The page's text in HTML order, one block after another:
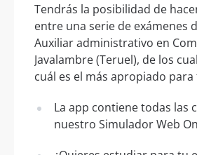
Tendrás la posibilidad de
entre una serie de exámenes
Auxiliar administrativo en
Javalambre (Teruel), de los
cuál es el más apropiado para
La app contiene todas las
nuestro Simulador Web